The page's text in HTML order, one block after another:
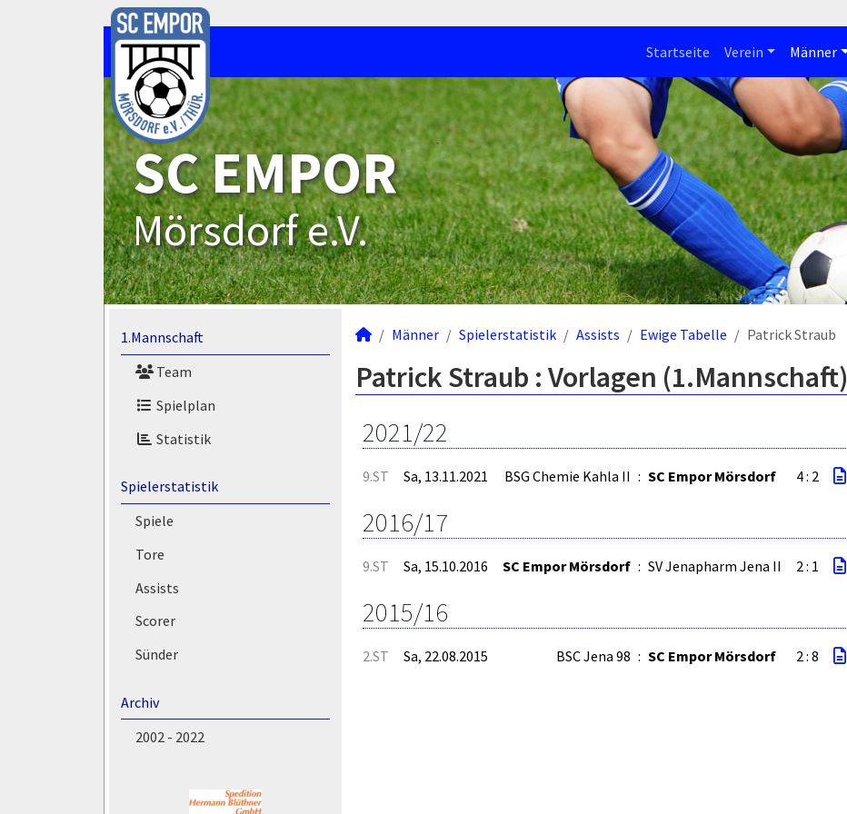
Startseite Verein Männer
SC EMPOR
Mörsdorf e.V.
1.Mannschaft
Team
Spielplan
Statistik
Spielerstatistik
Spiele
Tore
Assists
Scorer
Sünder
Archiv
2002 - 2022
Männer Spielerstatistik Assists Ewige Tabelle Patrick Straub
Patrick Straub : Vorlagen (1.Mannschaft)
2021/22
9.ST Sa, 13.11.2021 BSG Chemie Kahla II : SC Empor Mörsdorf 4 : 2
2016/17
9.ST Sa, 15.10.2016 SC Empor Mörsdorf : SV Jenapharm Jena II 2 : 1
2015/16
2.ST Sa, 22.08.2015 BSC Jena 98 : SC Empor Mörsdorf 2 : 8